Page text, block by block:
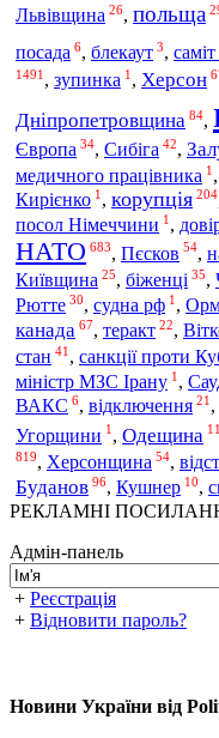
Львівщина 26, польща
посада 6, блекаут 3,
1491 , зупинка 1 , Херсон
Дніпропетровщина 84,
Європа 34, Сибіга 42,
медичного працівника 1 ,
Кирієнко 1 , корупція 204
посол Німеччини 1 ,
НАТО 683, Пєсков 54,
Київщина 25, біженці 35,
Рютте 30, судна рф 1 ,
канада 67, теракт 22,
стан 41 , санкції проти
міністр МЗС Ірану 1 ,
ВАКС 6, відключення 21 ,
Угорщини 1 , Одещина
819, Херсонщина 54,
Буданов 96, Кушнер 10,
РЕКЛАМНІ
Адмін-панель
+ Реєстрація
+ Відновити пароль?
Новини України від